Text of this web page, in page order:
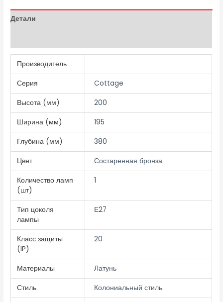
Детали
Производитель
Серия Cottage
Высота (мм) 200
Ширина (мм) 195
Глубина (мм) 380
Цвет Состаренная бронза
Количество ламп
(шт)
1
Тип цоколя
лампы
Е27
Класс защиты
(IP)
20
Материалы Латунь
Стиль Колониальный стиль